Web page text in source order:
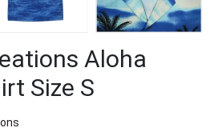
Aloha
Size S